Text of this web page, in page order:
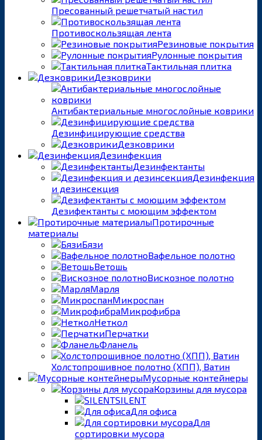
Пресованный решетчатый настил
Противоскользящая лента
Резиновые покрытия
Рулонные покрытия
Тактильная плитка
Дезковрики
Антибактериальные многослойные коврики
Дезинфицирующие средства
Дезковрики
Дезинфекция
Дезинфектанты
Дезинфекция
и дезинсекция
Дезифектанты с моющим эффектом
Протирочные
материалы
Бязи
Вафельное полотно
Ветошь
Вискозное полотно
Марля
Микроспан
Микрофибра
Неткол
Перчатки
Фланель
Холстопрошивное полотно (ХПП), Ватин
Мусорные контейнеры
Корзины для мусора
SILENT
Для офиса
Для
сортировки мусора